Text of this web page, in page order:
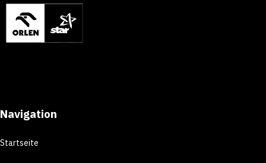
Navigation
Startseite